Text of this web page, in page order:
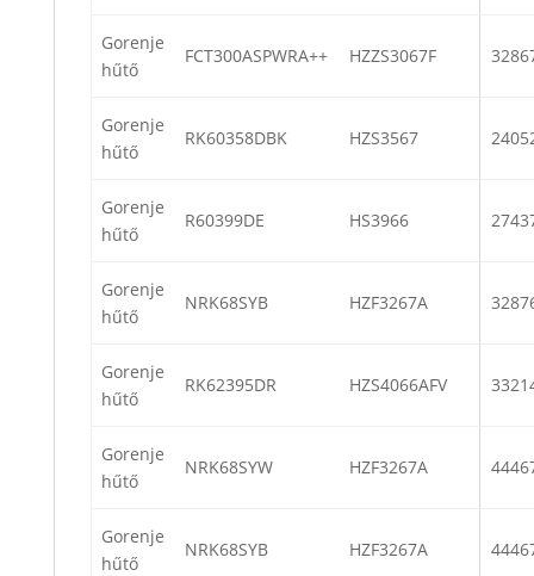
Gorenje
hűtő
FCT300ASPWRA++ HZZS3067F
Gorenje
hűtő
RK60358DBK HZS3567
Gorenje
hűtő
R60399DE HS3966
Gorenje
hűtő
NRK68SYB HZF3267A
Gorenje
hűtő
RK62395DR HZS4066AFV
Gorenje
hűtő
NRK68SYW HZF3267A
Gorenje
hűtő
NRK68SYB HZF3267A